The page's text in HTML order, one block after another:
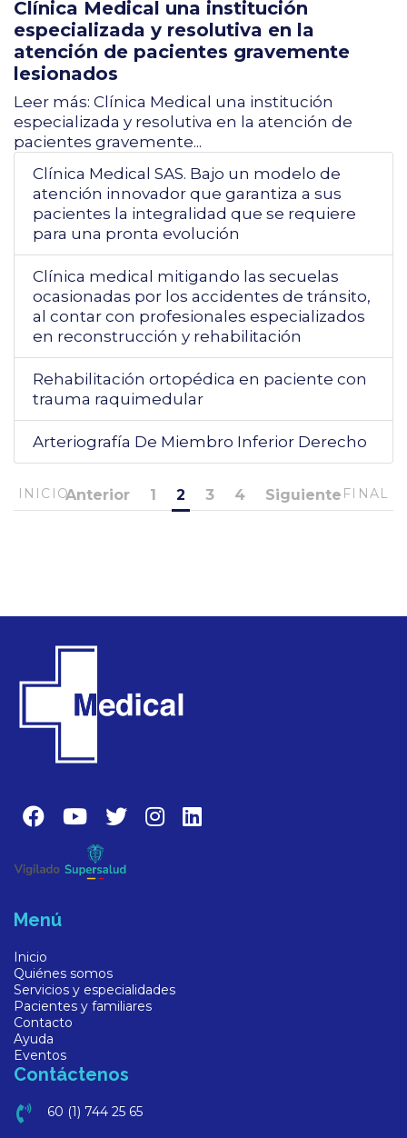
Clínica Medical una institución
especializada y resolutiva en la
atención de pacientes gravemente
lesionados
Leer más: Clínica Medical una institución
especializada y resolutiva en la atención de
pacientes gravemente...
Clínica Medical SAS. Bajo un modelo de
atención innovador que garantiza a sus
pacientes la integralidad que se requiere
para una pronta evolución
Clínica medical mitigando las secuelas
ocasionadas por los accidentes de tránsito,
al contar con profesionales especializados
en reconstrucción y rehabilitación
Rehabilitación ortopédica en paciente con
trauma raquimedular
Arteriografía De Miembro Inferior Derecho
INICIOAnterior 1 2 3 4 Siguiente FINAL
Menú
Inicio
Quiénes somos
Servicios y especialidades
Pacientes y familiares
Contacto
Ayuda
Eventos
Contáctenos
60 (1) 744 25 65